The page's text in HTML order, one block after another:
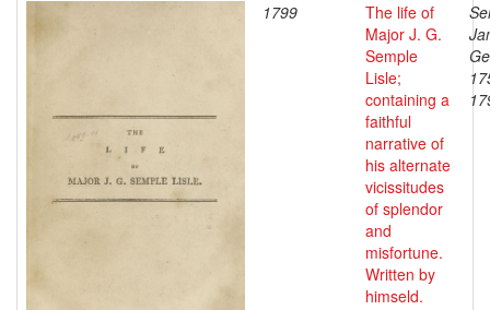
1799
The life of
Major J. G.
Semple
Lisle;
containing a
faithful
narrative of
his alternate
vicissitudes
of splendor
and
misfortune.
Written by
himseld.